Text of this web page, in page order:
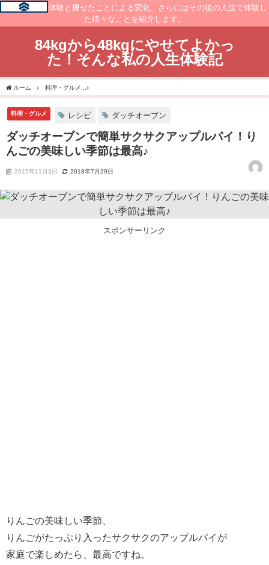
痩せるまでの体験と痩せたことによる変化、さらにはその後の人生で体験し
た様々なことを紹介します。
84kgから48kgにやせてよかっ
た！そんな私の人生体験記
ホーム 料理・グルメ
料理・グルメ レシピ ダッチオーブン
ダッチオーブンで簡単サクサクアップルパイ！り
んごの美味しい季節は最高♪
2015年11月3日 2018年7月29日
スポンサーリンク
りんごの美味しい季節、
りんごがたっぷり入ったサクサクのアップルパイが
家庭で楽しめたら、最高ですね。